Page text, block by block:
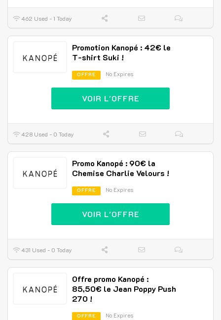
462 Used - 1 Today
Promotion Kanopé : 42€ le
T-shirt Suki !
OFFRE No Expires
VOIR L'OFFRE
428 Used - 0 Today
Promo Kanopé : 90€ la
Chemise Charlie Velours !
OFFRE No Expires
VOIR L'OFFRE
431 Used - 0 Today
Offre promo Kanopé :
85,50€ le Jean Poppy Push
270 !
OFFRE No Expires